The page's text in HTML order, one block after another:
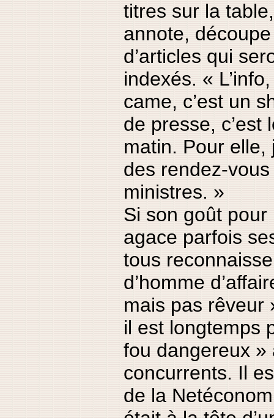
titres sur la
annote,
d’articles qui
indexés. «
came, c’est un
de presse, c’est
matin. Pour elle,
des rendez-
ministres. »
Si son goût
agace parfois
tous
d’homme
mais pas rêveur
il est longtemps
fou dangereux »
concurrents. Il
de la